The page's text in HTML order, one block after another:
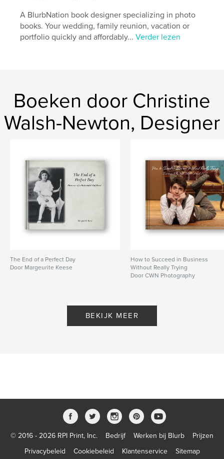
A BlurbNation book designer specializing in photo
books. Your wedding, family reunion, vacation or
portfolio quickly and affordably...Verder lezen
Boeken door Christine
Walsh-Newton, Designer
The End of a Perfect Day
Door Margeurite Keese
How to Succeed in Business
Without Really Trying
Door CWN Photography
BEKIJK MEER
© 2016 - 2026 RPI Print, Inc. Bedrijf Werken bij Blurb
Prijzen
Privacybeleid
Cookiebeleid Klantenservice Sitemap